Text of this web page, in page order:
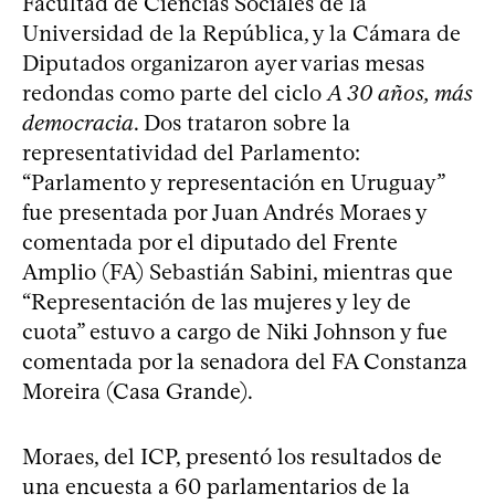
Universidad de la República, y la Cámara de
Diputados organizaron ayer varias mesas
redondas como parte del cicloA 30 años, más
democracia. Dos trataron sobre la
representatividad del Parlamento:
“Parlamento y representación en Uruguay”
fue presentada por Juan Andrés Moraes y
comentada por el diputado del Frente
Amplio (FA) Sebastián Sabini, mientras que
“Representación de las mujeres y ley de
cuota” estuvo a cargo de Niki Johnson y fue
comentada por la senadora del FA Constanza
Moreira (Casa Grande).
Moraes, del ICP, presentó los resultados de
una encuesta a 60 parlamentarios de la